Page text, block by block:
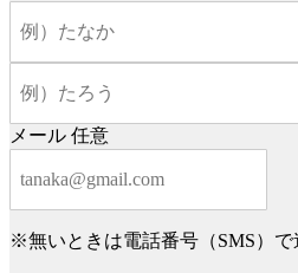
メール 任意
※無いときは電話番号（SMS）で